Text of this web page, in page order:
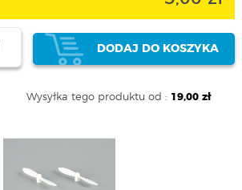
DODAJ DO KOSZYKA
Wysyłka tego produktu od : 19,00 zł